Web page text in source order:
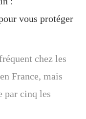
vous protéger
chez les
France, mais
par cinq les